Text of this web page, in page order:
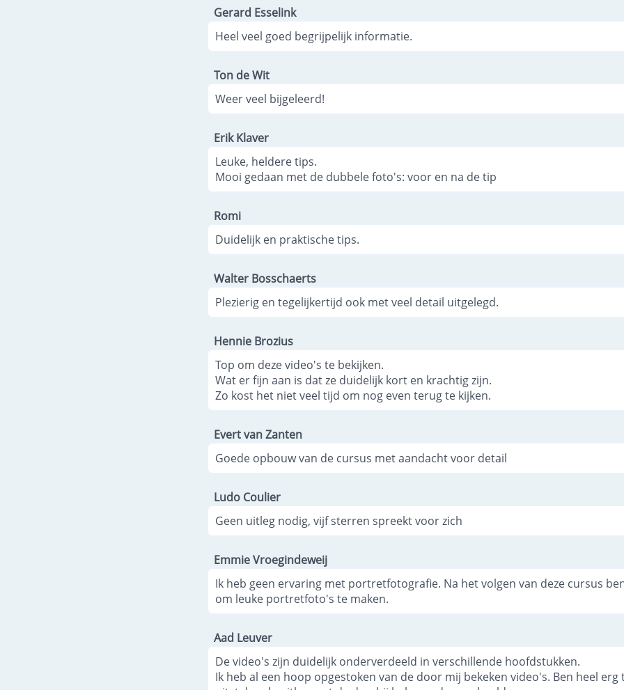
Gerard Esselink
Heel veel goed begrijpelijk informatie.
Ton de Wit
Weer veel bijgeleerd!
Erik Klaver
Leuke, heldere tips.
Mooi gedaan met de dubbele foto's: voor en na de tip
Romi
Duidelijk en praktische tips.
Walter Bosschaerts
Plezierig en tegelijkertijd ook met veel detail uitgelegd.
Hennie Brozius
Top om deze video's te bekijken.
Wat er fijn aan is dat ze duidelijk kort en krachtig zijn.
Zo kost het niet veel tijd om nog even terug te kijken.
Evert van Zanten
Goede opbouw van de cursus met aandacht voor detail
Ludo Coulier
Geen uitleg nodig, vijf sterren spreekt voor zich
Emmie Vroegindeweij
Ik heb geen ervaring met portretfotografie. Na het volgen van deze cursus
om leuke portretfoto's te maken.
Aad Leuver
De video's zijn duidelijk onderverdeeld in verschillende hoofdstukken.
Ik heb al een hoop opgestoken van de door mij bekeken video's. Ben heel